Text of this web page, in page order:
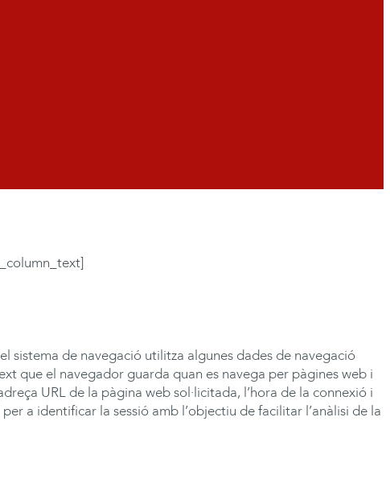
de navegació utilitza algunes dades de navegació
que el navegador guarda quan es navega per pàgines web i
URL de la pàgina web sol·licitada, l’hora de la connexió i
a identificar la sessió amb l’objectiu de facilitar l’anàlisi de la